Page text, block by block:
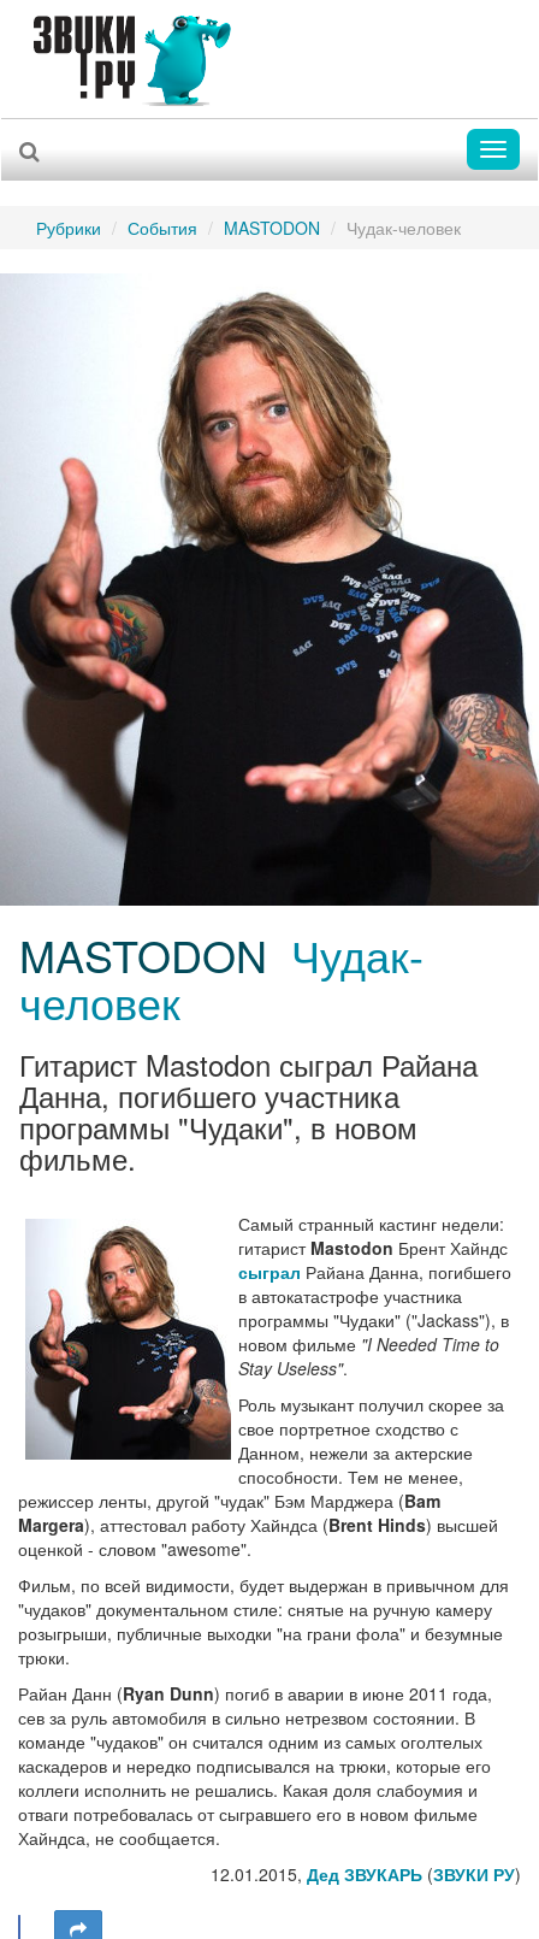
Рубрики События MASTODON Чудак-человек
MASTODON Чудак-
человек
Гитарист Mastodon сыграл Райана
Данна, погибшего участника
программы "Чудаки", в новом
фильме.
Самый странный кастинг недели:
гитарист Mastodon Брент Хайндс
сыграл Райана Данна, погибшего
в автокатастрофе участника
программы "Чудаки" ("Jackass"), в
новом фильме "I Needed Time to
Stay Useless".
Роль музыкант получил скорее за
свое портретное сходство с
Данном, нежели за актерские
способности. Тем не менее,
режиссер ленты, другой "чудак" Бэм Марджера (Bam
Margera), аттестовал работу Хайндса (Brent Hinds) высшей
оценкой - словом "awesome".
Фильм, по всей видимости, будет выдержан в привычном для
"чудаков" документальном стиле: снятые на ручную камеру
розыгрыши, публичные выходки "на грани фола" и безумные
трюки.
Райан Данн (Ryan Dunn) погиб в аварии в июне 2011 года,
сев за руль автомобиля в сильно нетрезвом состоянии. В
команде "чудаков" он считался одним из самых оголтелых
каскадеров и нередко подписывался на трюки, которые его
коллеги исполнить не решались. Какая доля слабоумия и
отваги потребовалась от сыгравшего его в новом фильме
Хайндса, не сообщается.
12.01.2015, Дед ЗВУКАРЬ (ЗВУКИ РУ)